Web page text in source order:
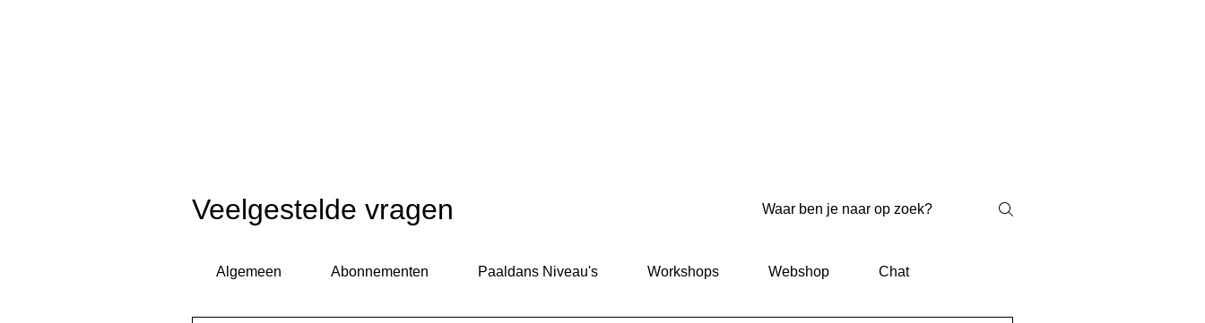
Veelgestelde vragen
Algemeen Abonnementen Paaldans Niveau's Workshops Webshop Chat